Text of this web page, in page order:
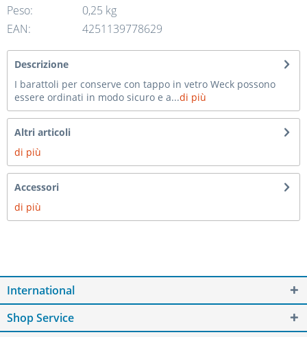
Peso:
0,25 kg
EAN:
4251139778629
Descrizione
I barattoli per conserve con tappo in vetro Weck possono
essere ordinati in modo sicuro e a...di più
Altri articoli
di più
Accessori
di più
International
Shop Service